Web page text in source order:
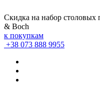
Скидка на набор
& Boch
к покупкам
+38 073 888 9955